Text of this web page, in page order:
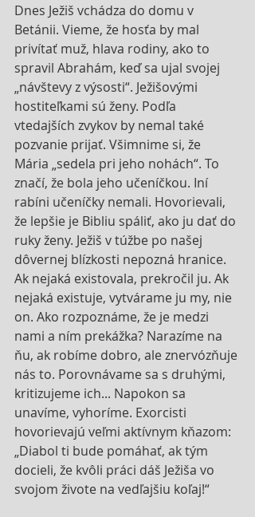
Dnes Ježiš vchádza do domu v
Betánii. Vieme, že hosťa by mal
privítať muž, hlava rodiny, ako to
spravil Abrahám, keď sa ujal svojej
„návštevy z výsosti“. Ježišovými
hostiteľkami sú ženy. Podľa
vtedajších zvykov by nemal také
pozvanie prijať. Všimnime si, že
Mária „sedela pri jeho nohách“. To
značí, že bola jeho učeníčkou. Iní
rabíni učeníčky nemali. Hovorievali,
že lepšie je Bibliu spáliť, ako ju dať do
ruky ženy. Ježiš v túžbe po našej
dôvernej blízkosti nepozná hranice.
Ak nejaká existovala, prekročil ju. Ak
nejaká existuje, vytvárame ju my, nie
on. Ako rozpoznáme, že je medzi
nami a ním prekážka? Narazíme na
ňu, ak robíme dobro, ale znervózňuje
nás to. Porovnávame sa s druhými,
kritizujeme ich... Napokon sa
unavíme, vyhoríme. Exorcisti
hovorievajú veľmi aktívnym kňazom:
„Diabol ti bude pomáhať, ak tým
docieli, že kvôli práci dáš Ježiša vo
svojom živote na vedľajšiu koľaj!“